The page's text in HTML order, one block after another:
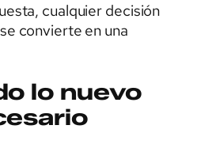
cualquier decisión
convierte en una
lo nuevo